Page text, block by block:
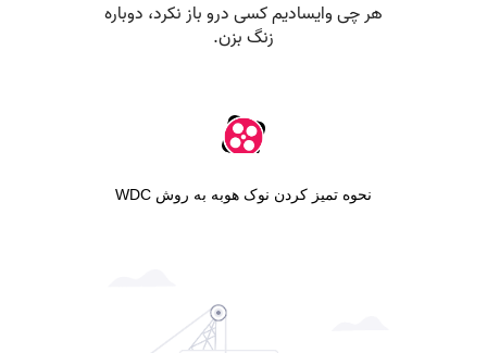
نحوه تمیز کردن نوک هوبه به روش WDC